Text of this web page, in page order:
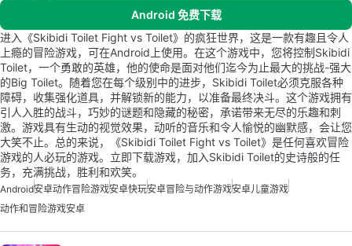
Android 免费下载
进入《Skibidi Toilet Fight vs Toilet》的疯狂世界，这是一款有趣且令人
上瘾的冒险游戏，可在Android上使用。在这个游戏中，您将控制Skibidi
Toilet，一个勇敢的英雄，他的使命是面对他们迄今为止最大的挑战-强大
的Big Toilet。随着您在每个级别中的进步，Skibidi Toilet必须克服各种
障碍，收集强化道具，并解锁新的能力，以准备最终决斗。这个游戏拥有
引人入胜的战斗，巧妙的谜题和隐藏的秘密，承诺带来无尽的乐趣和刺
激。游戏具有生动的视觉效果，动听的音乐和令人愉悦的幽默感，会让您
大笑不止。总的来说，《Skibidi Toilet Fight vs Toilet》是任何喜欢冒险
游戏的人必玩的游戏。立即下载游戏，加入Skibidi Toilet的史诗般的任
务，充满挑战，胜利和欢笑。
Android安卓动作冒险游戏安卓快玩安卓冒险与动作游戏安卓儿童游戏
动作和冒险游戏安卓